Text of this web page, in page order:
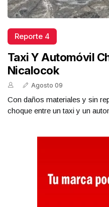
Reporte 4
Taxi Y Automóvil
Nicalocok
Agosto 09
Con daños materiales y sin
choque entre un taxi y un